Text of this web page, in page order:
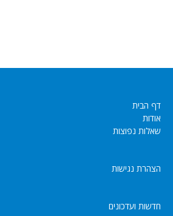
דף הבית
אודות
שאלות נפוצות
הצהרת נגישות
חדשות ועדכונים